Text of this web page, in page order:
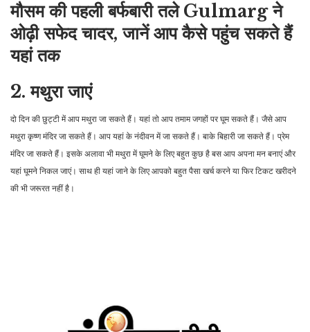
मौसम की पहली बर्फबारी तले Gulmarg ने
ओढ़ी सफेद चादर, जानें आप कैसे पहुंच सकते हैं
यहां तक
2. मथुरा जाएं
दो दिन की छुट्टी में आप मथुरा जा सकते हैं। यहां तो आप तमाम जगहों पर घूम सकते हैं। जैसे आप
मथुरा कृष्ण मंदिर जा सकते हैं। आप यहां के नंदीवन में जा सकते हैं। बाके बिहारी जा सकते हैं। प्रेम
मंदिर जा सकते हैं। इसके अलावा भी मथुरा में घूमने के लिए बहुत कुछ है बस आप अपना मन बनाएं और
यहां घूमने निकल जाएं। साथ ही यहां जाने के लिए आपको बहुत पैसा खर्च करने या फिर टिकट खरीदने
की भी जरूरत नहीं है।